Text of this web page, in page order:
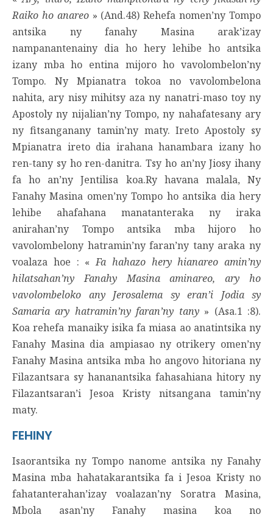
Raiko ho anareo» (And.48) Rehefa nomen’ny Tompo
antsika ny fanahy Masina arak’izay
nampanantenainy dia ho hery lehibe ho antsika
izany mba ho entina mijoro ho vavolombelon’ny
Tompo. Ny Mpianatra tokoa no vavolombelona
nahita, ary nisy mihitsy aza ny nanatri-maso toy ny
Apostoly ny nijalian’ny Tompo, ny nahafatesany ary
ny fitsanganany tamin’ny maty. Ireto Apostoly sy
Mpianatra ireto dia irahana hanambara izany ho
ren-tany sy ho ren-danitra. Tsy ho an’ny Jiosy ihany
fa ho an’ny Jentilisa koa.Ry havana malala, Ny
Fanahy Masina omen’ny Tompo ho antsika dia hery
lehibe ahafahana manatanteraka ny iraka
anirahan’ny Tompo antsika mba hijoro ho
vavolombelony hatramin’ny faran’ny tany araka ny
voalaza hoe : «Fa hahazo hery hianareo amin’ny
hilatsahan’ny Fanahy Masina aminareo, ary ho
vavolombeloko any Jerosalema sy eran’i Jodia sy
Samaria ary hatramin’ny faran’ny tany» (Asa.1 :8).
Koa rehefa manaiky isika fa miasa ao anatintsika ny
Fanahy Masina dia ampiasao ny otrikery omen’ny
Fanahy Masina antsika mba ho angovo hitoriana ny
Filazantsara sy hananantsika fahasahiana hitory ny
Filazantsaran’i Jesoa Kristy nitsangana tamin’ny
maty.
FEHINY
Isaorantsika ny Tompo nanome antsika ny Fanahy
Masina mba hahatakarantsika fa i Jesoa Kristy no
fahatanterahan’izay voalazan’ny Soratra Masina,
Mbola asan’ny Fanahy masina koa no